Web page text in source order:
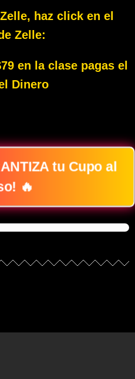
haz click en el
Zelle:
en la clase pagas el
Dinero
tu Cupo al
🔥